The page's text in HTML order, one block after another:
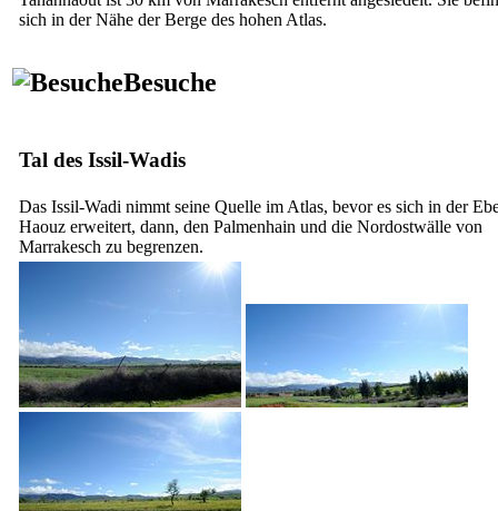
sich in der Nähe der Berge des hohen Atlas.
Besuche
Tal des Issil-Wadis
Das Issil-Wadi nimmt seine Quelle im Atlas, bevor es sich in der
Haouz erweitert, dann, den Palmenhain und die Nordostwälle von
Marrakesch zu begrenzen.